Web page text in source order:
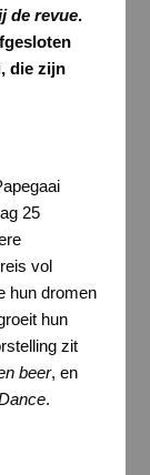
de revue.
die zijn
25
vol
hun dromen
hun
zit
beer, en
.